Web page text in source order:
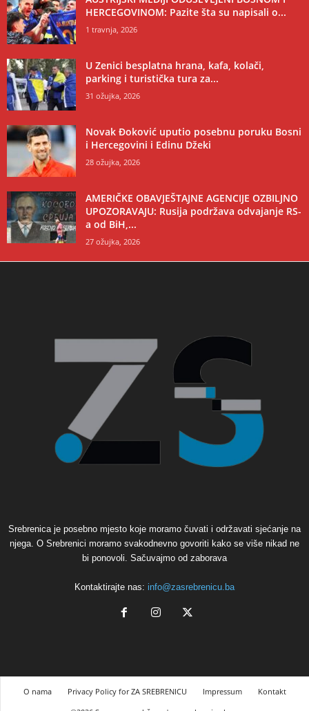
HERCEGOVINOM: Pazite šta su napisali o...
1 travnja, 2026
U Zenici besplatna hrana, kafa, kolači,
parking i turistička tura za...
31 ožujka, 2026
Novak Đoković uputio posebnu poruku Bosni
i Hercegovini i Edinu Džeki
28 ožujka, 2026
AMERIČKE OBAVJEŠTAJNE AGENCIJE OZBILJNO
UPOZORAVAJU: Rusija podržava odvajanje RS-
a od BiH,...
27 ožujka, 2026
Srebrenica je posebno mjesto koje moramo čuvati i održavati sjećanje na
njega. O Srebrenici moramo svakodnevno govoriti kako se više nikad ne
bi ponovoli. Sačuvajmo od zaborava
Kontaktirajte nas: info@zasrebrenicu.ba
O nama Privacy Policy for ZA SREBRENICU Impressum
Kontakt